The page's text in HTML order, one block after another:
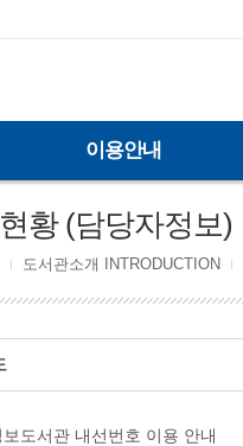
이용안내
황 (담당자정보)
도서관소개 INTRODUCTION
보도서관 내선번호 이용 안내